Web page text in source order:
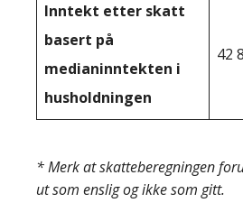
Inntekt etter skatt
basert på
medianinntekten i
husholdningen
42
* Merk at skatteberegningen
ut som enslig og ikke som gitt.